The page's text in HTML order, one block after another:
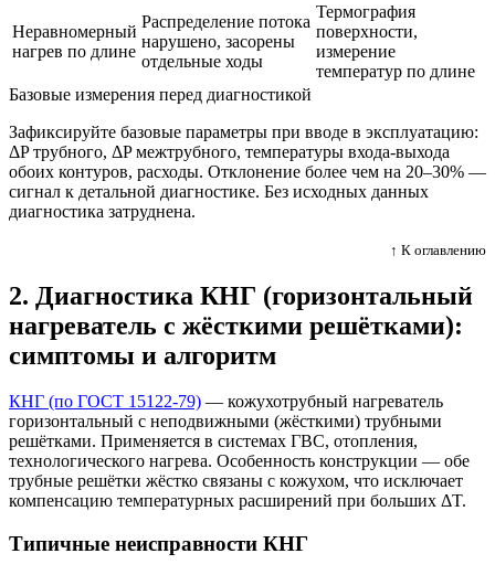
Неравномерный
нагрев по длине
Распределение потока
нарушено, засорены
отдельные ходы
Термография
поверхности,
измерение
температур по длине
Базовые измерения перед диагностикой
Зафиксируйте базовые параметры при вводе в эксплуатацию:
ΔP трубного, ΔP межтрубного, температуры входа-выхода
обоих контуров, расходы. Отклонение более чем на 20–30% —
сигнал к детальной диагностике. Без исходных данных
диагностика затруднена.
↑ К оглавлению
2. Диагностика КНГ (горизонтальный
нагреватель с жёсткими решётками):
симптомы и алгоритм
КНГ (по ГОСТ 15122-79) — кожухотрубный нагреватель
горизонтальный с неподвижными (жёсткими) трубными
решётками. Применяется в системах ГВС, отопления,
технологического нагрева. Особенность конструкции — обе
трубные решётки жёстко связаны с кожухом, что исключает
компенсацию температурных расширений при больших ΔT.
Типичные неисправности КНГ